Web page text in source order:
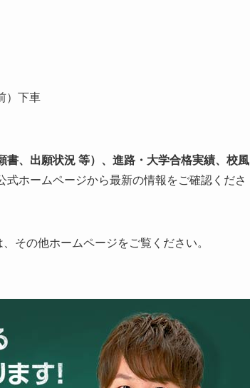
）下車
書、出願状況 等）、進路・大学合格実績、校風
ホームページから最新の情報をご確認くださ
その他ホームページをご覧ください。